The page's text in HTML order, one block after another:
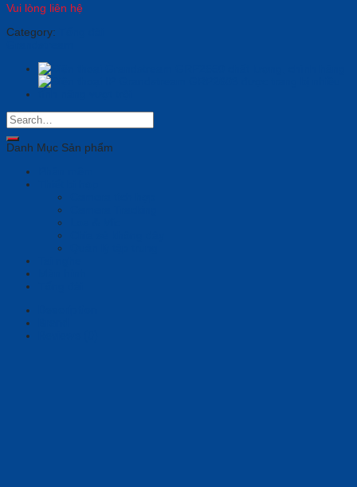
Vui lòng liên hệ
Category:
Danh Mục Sản phẩm